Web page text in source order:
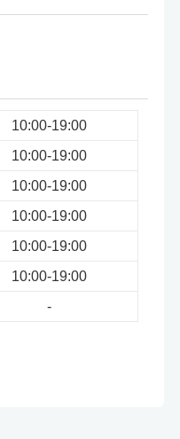
10:00-19:00
10:00-19:00
10:00-19:00
10:00-19:00
10:00-19:00
10:00-19:00
-